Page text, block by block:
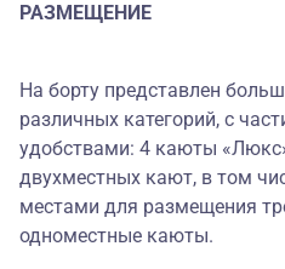
РАЗМЕЩЕНИЕ
На борту представлен
различных категорий, с
удобствами: 4 каюты
двухместных кают, в том
местами для размещения
одноместные каюты.